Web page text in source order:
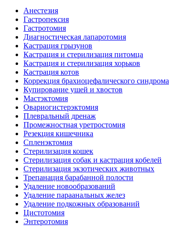
Анестезия
Гастропексия
Гастротомия
Диагностическая лапаротомия
Кастрация грызунов
Кастрация и стерилизация питомца
Кастрация и стерилизация хорьков
Кастрация котов
Коррекция брахиоцефалического синдрома
Купирование ушей и хвостов
Мастэктомия
Овариогистерэктомия
Плевральный дренаж
Промежностная уретростомия
Резекция кишечника
Спленэктомия
Стерилизация кошек
Стерилизация собак и кастрация кобелей
Стерилизация экзотических животных
Трепанация барабанной полости
Удаление новообразований
Удаление параанальных желез
Удаление подкожных образований
Цистотомия
Энтеротомия